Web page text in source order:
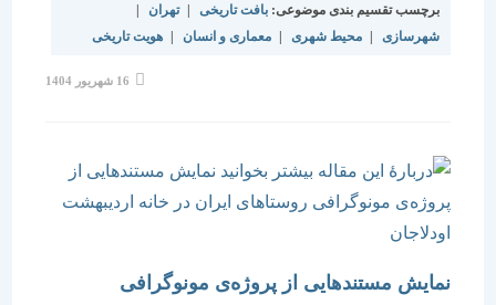
برچسب تقسیم بندی موضوعی:بافت تاریخی | تهران
شهرسازی | محیط شهری | معماری و انسان | هویت تاریخی
نمایش مستندهایی از پروژه‌ی مونوگرافی